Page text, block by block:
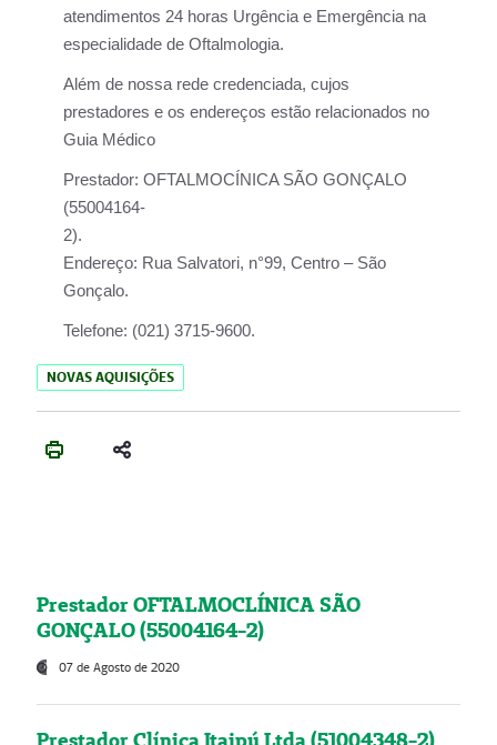
atendimentos 24 horas Urgência e Emergência na
especialidade de Oftalmologia.
Além de nossa rede credenciada, cujos
prestadores e os endereços estão relacionados no
Guia Médico
Prestador: OFTALMOCÍNICA SÃO GONÇALO
(55004164-
2).
Endereço: Rua Salvatori, n°99, Centro – São
Gonçalo.
Telefone: (021) 3715-9600.
NOVAS AQUISIÇÕES
Prestador OFTALMOCLÍNICA SÃO
GONÇALO (55004164-2)
07 de Agosto de 2020
Prestador Clínica Itaipú Ltda (51004348-2)